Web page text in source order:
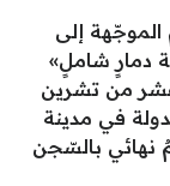
إلى
دمارٍ شاملٍ»
عشر من تشرين
الدولة في مدينة
نهائي بالسّجن